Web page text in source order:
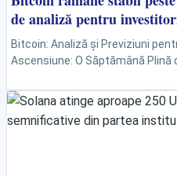
de analiză pentru
Bitcoin: Analiză și Previziuni
Ascensiune: O Săptămână Plină